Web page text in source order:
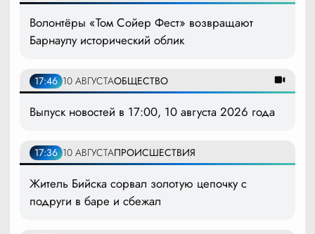
Волонтёры «Том Сойер Фест» возвращают
Барнаулу исторический облик
17:46 10 АВГУСТАОБЩЕСТВО
Выпуск новостей в 17:00, 10 августа 2026 года
17:36 10 АВГУСТАПРОИСШЕСТВИЯ
Житель Бийска сорвал золотую цепочку с
подруги в баре и сбежал